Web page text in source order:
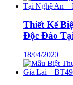
Thiết Kế
Độc Đáo
18/04/2020